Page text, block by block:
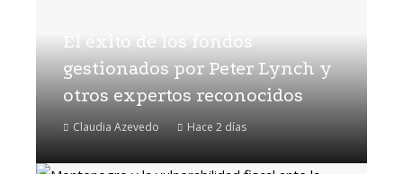
El éxito de los fondos
gestionados por Peter Lynch y
otros expertos reconocidos
Claudia Azevedo Hace 2 días